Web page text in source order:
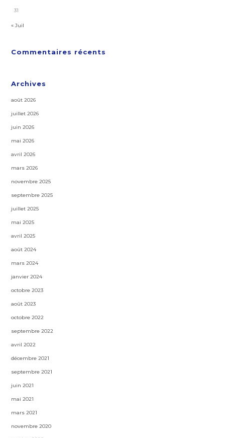
31
« Juil
Commentaires récents
Archives
août 2026
juillet 2026
juin 2026
mai 2026
avril 2026
mars 2026
novembre 2025
septembre 2025
juillet 2025
mai 2025
avril 2025
août 2024
mars 2024
janvier 2024
octobre 2023
août 2023
octobre 2022
septembre 2022
avril 2022
décembre 2021
septembre 2021
juin 2021
mai 2021
mars 2021
novembre 2020